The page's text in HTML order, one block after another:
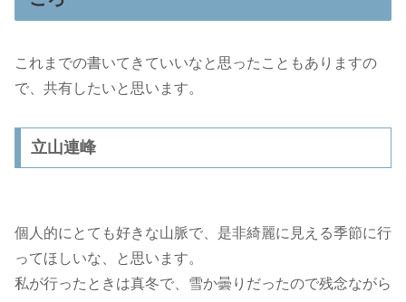
これまでの書いてきていいなと思ったこともありますの
で、共有したいと思います。
立山連峰
個人的にとても好きな山脈で、是非綺麗に見える季節に行
ってほしいな、と思います。
私が行ったときは真冬で、雪か曇りだったので残念ながら